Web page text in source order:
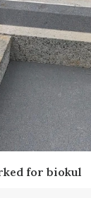
for biokul